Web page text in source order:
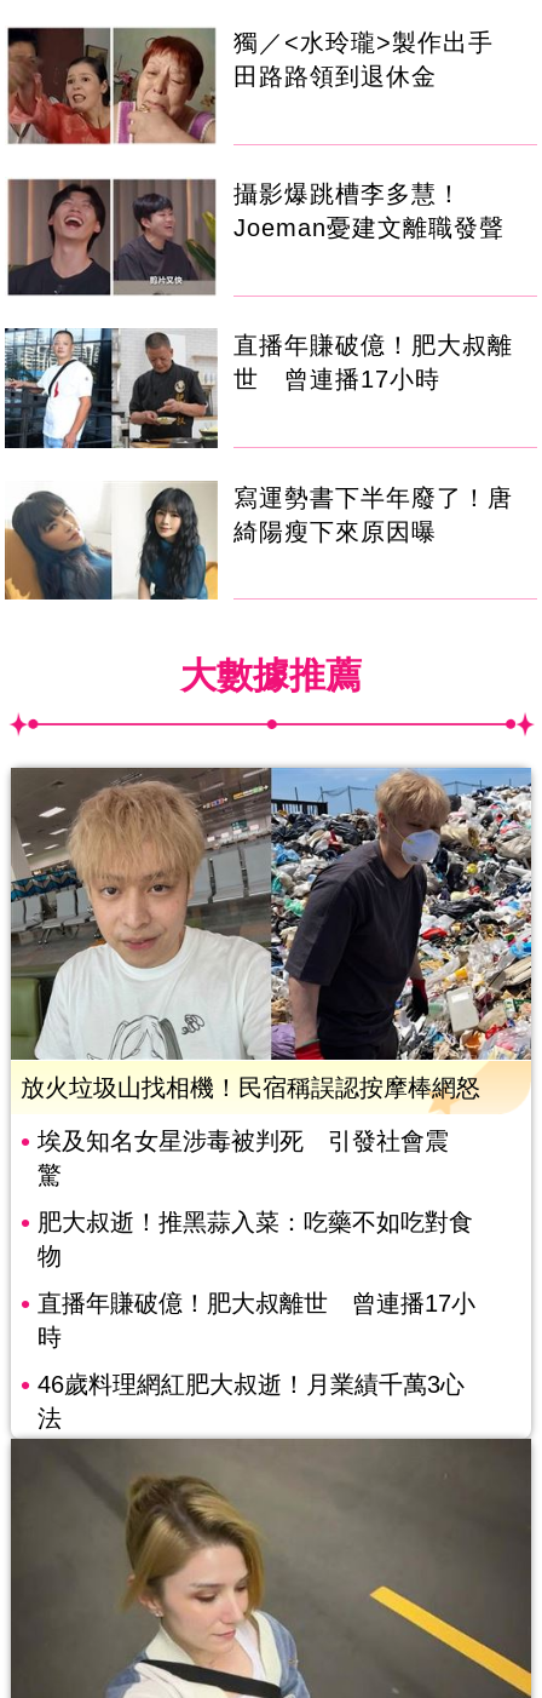
獨／<水玲瓏>製作出手
田路路領到退休金
攝影爆跳槽李多慧！
Joeman憂建文離職發聲
直播年賺破億！肥大叔離
世 曾連播17小時
寫運勢書下半年廢了！唐
綺陽瘦下來原因曝
大數據推薦
放火垃圾山找相機！民宿稱誤認按摩棒網怒
埃及知名女星涉毒被判死 引發社會震
驚
肥大叔逝！推黑蒜入菜：吃藥不如吃對食
物
直播年賺破億！肥大叔離世 曾連播17小
時
46歲料理網紅肥大叔逝！月業績千萬3心
法